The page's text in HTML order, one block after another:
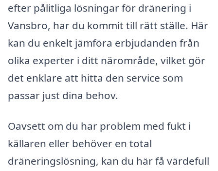
efter pålitliga lösningar för dränering i
Vansbro, har du kommit till rätt ställe. Här
kan du enkelt jämföra erbjudanden från
olika experter i ditt närområde, vilket gör
det enklare att hitta den service som
passar just dina behov.
Oavsett om du har problem med fukt i
källaren eller behöver en total
dräneringslösning, kan du här få värdefull